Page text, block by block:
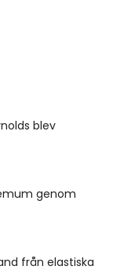
blev
genom
från elastiska